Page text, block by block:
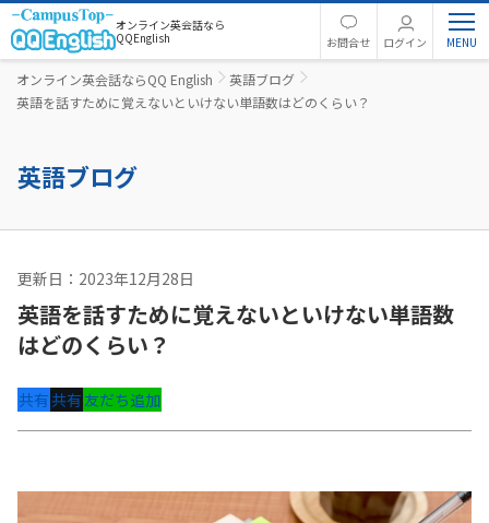
オンライン英会話なら
QQEnglish
お問合せ ログイン
オンライン英会話ならQQ English
英語ブログ
英語を話すために覚えないといけない単語数はどのくらい？
英語ブログ
更新日：2023年12月28日
英語を話すために覚えないといけない単語数
はどのくらい？
共有共有友だち追加